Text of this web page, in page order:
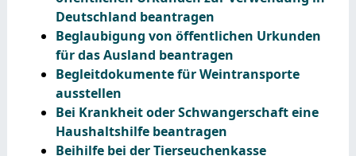
Deutschland beantragen
Beglaubigung von öffentlichen Urkunden
für das Ausland beantragen
Begleitdokumente für Weintransporte
ausstellen
Bei Krankheit oder Schwangerschaft eine
Haushaltshilfe beantragen
Beihilfe bei der Tierseuchenkasse